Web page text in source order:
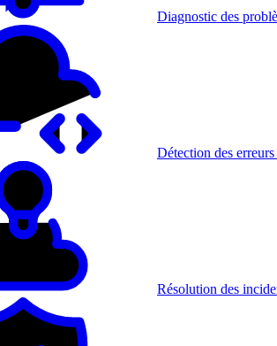
Diagnostic des
Détection des
Résolution des